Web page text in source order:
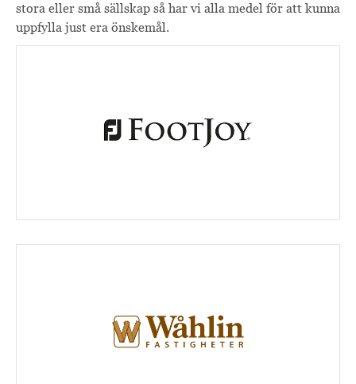
stora eller små sällskap så har vi alla medel för att kunna
uppfylla just era önskemål.